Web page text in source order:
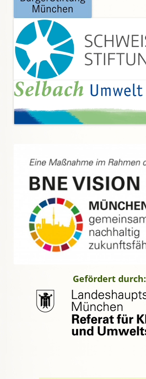
Gefördert durch: